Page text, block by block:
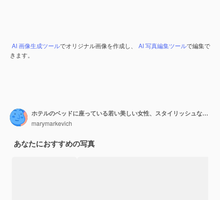
AI 画像生成ツールでオリジナル画像を作成し、 AI 写真編集ツールで編集で
きます。
ホテルのベッドに座っている若い美しい女性、スタイリッシュなイブニングドレス、官能的な気分、電話で話す、笑顔、軽薄、探している、セクシー
marymarkevich
あなたにおすすめの写真